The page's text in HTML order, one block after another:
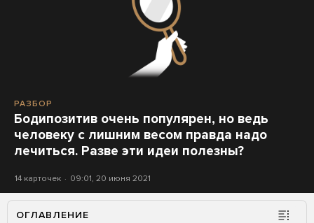
РАЗБОР
Бодипозитив очень популярен, но ведь
человеку с лишним весом правда надо
лечиться. Разве эти идеи полезны?
14 карточек 09:01, 20 июня 2021
ОГЛАВЛЕНИЕ